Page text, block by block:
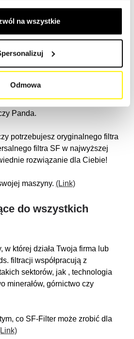
na wszystkie
Odmowa
urządzeniu filtracyjnemu,
marek na rynku.
filtracyjne do wszystkich marek
Wyszukaj swoją maszynę i znajdź
Caterpillar, Komatsu, Volvo
Infracore, Hyundai
Mitsubishi, Samsung,
Panda.
potrzebujesz oryginalnego filtra
filtra SF w najwyższej
rozwiązanie dla Ciebie!
maszyny. (Link)
do wszystkich
w której działa Twoja firma lub
filtracji współpracują z
sektorów, jak , technologia
minerałów, górnictwo czy
co SF-Filter może zrobić dla